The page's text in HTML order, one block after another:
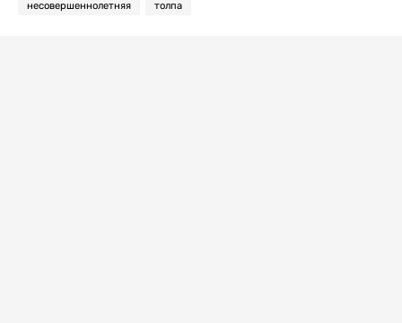
несовершеннолетняя толпа